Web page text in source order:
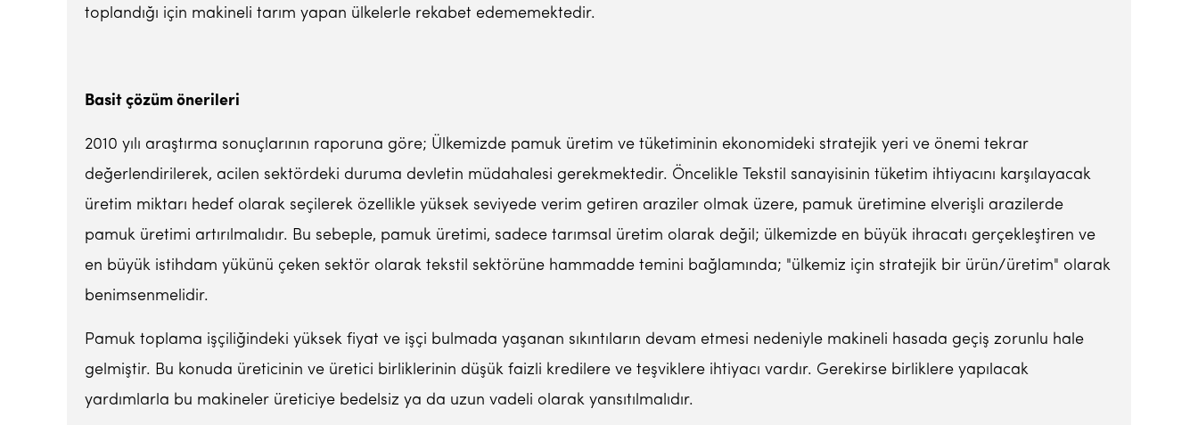
toplandığı için makineli tarım yapan ülkelerle rekabet edememektedir.
Basit çözüm önerileri
2010 yılı araştırma sonuçlarının raporuna göre; Ülkemizde pamuk üretim ve tüketiminin ekonomideki stratejik yeri ve önemi tekrar
değerlendirilerek, acilen sektördeki duruma devletin müdahalesi gerekmektedir. Öncelikle Tekstil sanayisinin tüketim ihtiyacını karşılayacak
üretim miktarı hedef olarak seçilerek özellikle yüksek seviyede verim getiren araziler olmak üzere, pamuk üretimine elverişli arazilerde
pamuk üretimi artırılmalıdır. Bu sebeple, pamuk üretimi, sadece tarımsal üretim olarak değil; ülkemizde en büyük ihracatı gerçekleştiren ve
en büyük istihdam yükünü çeken sektör olarak tekstil sektörüne hammadde temini bağlamında; "ülkemiz için stratejik bir ürün/üretim" olarak
benimsenmelidir.
Pamuk toplama işçiliğindeki yüksek fiyat ve işçi bulmada yaşanan sıkıntıların devam etmesi nedeniyle makineli hasada geçiş zorunlu hale
gelmiştir. Bu konuda üreticinin ve üretici birliklerinin düşük faizli kredilere ve teşviklere ihtiyacı vardır. Gerekirse birliklere yapılacak
yardımlarla bu makineler üreticiye bedelsiz ya da uzun vadeli olarak yansıtılmalıdır.